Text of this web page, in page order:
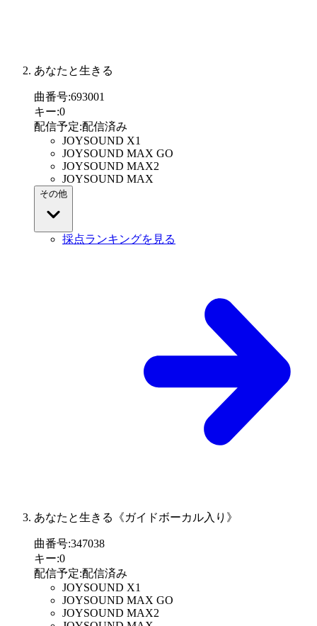
あなたと生きる
曲番号:693001
キー:0
配信予定:配信済み
JOYSOUND X1
JOYSOUND MAX GO
JOYSOUND MAX2
JOYSOUND MAX
その他
採点ランキングを見る
あなたと生きる《ガイドボーカル入り》
曲番号:347038
キー:0
配信予定:配信済み
JOYSOUND X1
JOYSOUND MAX GO
JOYSOUND MAX2